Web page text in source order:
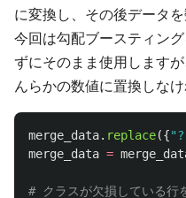
に変換し、その後データを
今回は勾配ブースティン
ずにそのまま使用します
んらかの数値に置換しなけ
merge_data. replace({"?
merge_data =